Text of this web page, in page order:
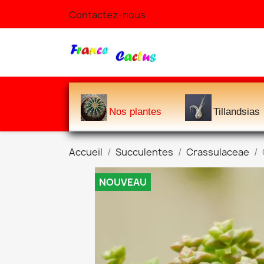
Contactez-nous
Nos plantes Tillandsias
Accueil Succulentes Crassulaceae
NOUVEAU